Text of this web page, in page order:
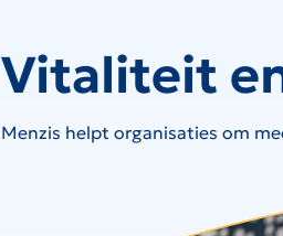
Vitaliteit
Menzis helpt organisaties om